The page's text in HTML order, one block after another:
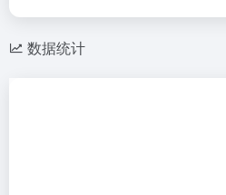
数据统计